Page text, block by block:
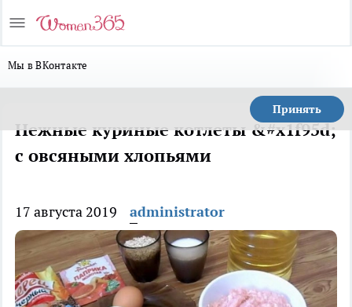
Мы в ВКонтакте
Принять
Нежные куриные котлеты &#x1f95d;
с овсяными хлопьями
17 августа 2019 administrator